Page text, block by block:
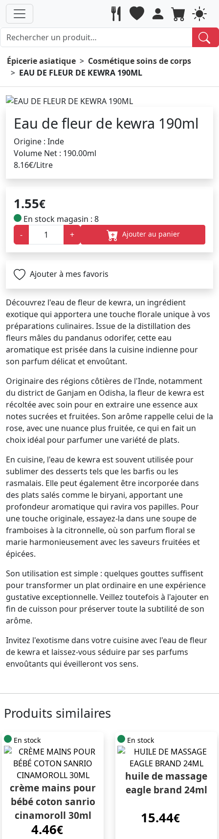
Épicerie asiatique
Cosmétique soins de corps
EAU DE FLEUR DE KEWRA 190ML
Eau de fleur de kewra 190ml
Origine : Inde
Volume Net : 190.00ml
8.16€/Litre
1.55€
En stock magasin : 8
-
+ Ajouter au panier
Ajouter à mes favoris
Découvrez l'eau de fleur de kewra, un ingrédient
exotique qui apportera une touche florale unique à vos
préparations culinaires. Issue de la distillation des
fleurs mâles du pandanus odorifer, cette eau
aromatique est prisée dans la cuisine indienne pour
son parfum délicat et envoûtant.
Originaire des régions côtières de l'Inde, notamment
du district de Ganjam en Odisha, la fleur de kewra est
récoltée avec soin pour en extraire une essence aux
notes sucrées et fruitées. Son arôme rappelle celui de la
rose, avec une nuance plus fruitée, ce qui en fait un
choix idéal pour parfumer une variété de plats.
En cuisine, l'eau de kewra est souvent utilisée pour
sublimer des desserts tels que les barfis ou les
rasmalais. Elle peut également être incorporée dans
des plats salés comme le biryani, apportant une
profondeur aromatique qui ravira vos papilles. Pour
une touche originale, essayez-la dans une soupe de
framboises à la citronnelle, où son parfum floral se
marie harmonieusement avec les saveurs fruitées et
épicées.
Son utilisation est simple : quelques gouttes suffisent
pour transformer un plat ordinaire en une expérience
gustative exceptionnelle. Veillez toutefois à l'ajouter en
fin de cuisson pour préserver toute la subtilité de son
arôme.
Invitez l'exotisme dans votre cuisine avec l'eau de fleur
de kewra et laissez-vous séduire par ses parfums
envoûtants qui éveilleront vos sens.
Produits similaires
En stock
crème mains pour
bébé coton sanrio
cinamoroll 30ml
4.46€
En stock
huile de massage
eagle brand 24ml
15.44€